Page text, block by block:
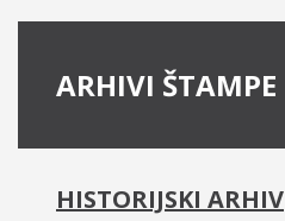
ARHIVI ŠTAMPE
HISTORIJSKI ARHIV